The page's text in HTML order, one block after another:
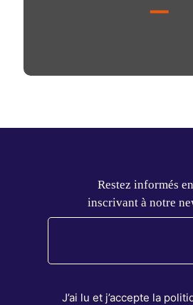
Restez informés
inscrivant à notre
J’ai lu et j’accepte la